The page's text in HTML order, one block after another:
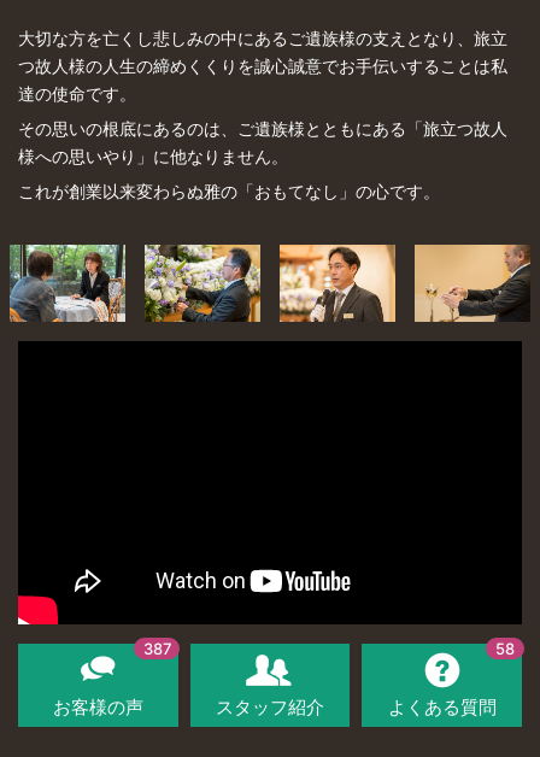
大切な方を亡くし悲しみの中にあるご遺族様の支えとなり、旅立
つ故人様の人生の締めくくりを誠心誠意でお手伝いすることは私
達の使命です。
その思いの根底にあるのは、ご遺族様とともにある「旅立つ故人
様への思いやり」に他なりません。
これが創業以来変わらぬ雅の「おもてなし」の心です。
お客様の声
387
スタッフ紹介 よくある質問
58